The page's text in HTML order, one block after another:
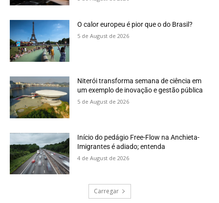
O calor europeu é pior que o do Brasil?
5 de August de 2026
Niterói transforma semana de ciência em
um exemplo de inovação e gestão pública
5 de August de 2026
Início do pedágio Free-Flow na Anchieta-
Imigrantes é adiado; entenda
4 de August de 2026
Carregar